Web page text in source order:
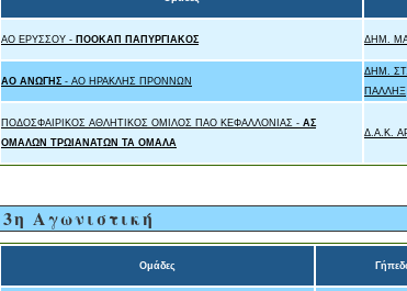
ΑΟ ΕΡΥΣΣΟΥ - ΠΟΟΚΑΠ ΠΑΠΥΡΓΙΑΚΟΣ ΔΗΜ.
ΑΟ ΑΝΩΓΗΣ- ΑΟ ΗΡΑΚΛΗΣ ΠΡΟΝΝΩΝ
ΔΗΜ.
ΠΑΛΛΗΞ
ΠΟΔΟΣΦΑΙΡΙΚΟΣ ΑΘΛΗΤΙΚΟΣ ΟΜΙΛΟΣ ΠΑΟ ΚΕΦΑΛΛΟΝΙΑΣ - ΑΣ
ΟΜΑΛΩΝ ΤΡΩΙΑΝΑΤΩΝ ΤΑ ΟΜΑΛΑ
Δ.Α.Κ.
3η Αγωνιστική
Ομάδες